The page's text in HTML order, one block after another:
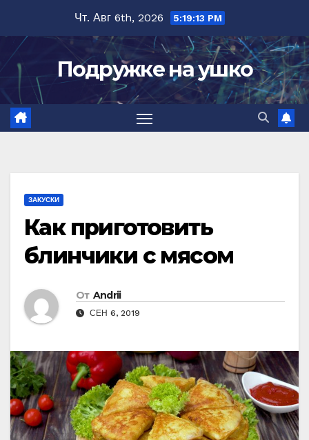
содержимому
Чт. Авг 6th, 2026 5:19:14 PM
Подружке на ушко
ЗАКУСКИ
Как приготовить
блинчики с мясом
От Andrii
СЕН 6, 2019